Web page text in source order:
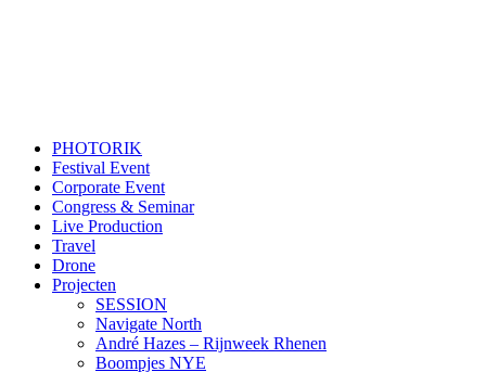
PHOTORIK
Festival Event
Corporate Event
Congress & Seminar
Live Production
Travel
Drone
Projecten
SESSION
Navigate North
André Hazes – Rijnweek Rhenen
Boompjes NYE